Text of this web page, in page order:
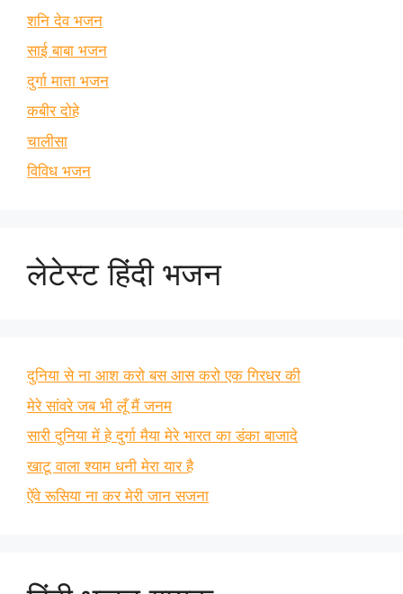
शनि देव भजन
साई बाबा भजन
दुर्गा माता भजन
कबीर दोहे
चालीसा
विविध भजन
लेटेस्ट हिंदी भजन
दुनिया से ना आश करो बस आस करो एक गिरधर की
मेरे सांवरे जब भी लूँ मैं जनम
सारी दुनिया में हे दुर्गा मैया मेरे भारत का डंका बाजादे
खाटू वाला श्याम धनी मेरा यार है
ऐंवे रूसिया ना कर मेरी जान सजना